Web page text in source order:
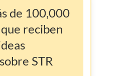
de 100,000
reciben
STR